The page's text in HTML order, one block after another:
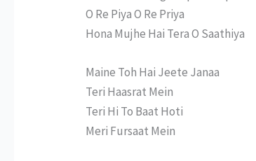
O Re Piya O Re Priya
Hona Mujhe Hai Tera O Saathiya
Maine Toh Hai Jeete Janaa
Teri Haasrat Mein
Teri Hi To Baat Hoti
Meri Fursaat Mein